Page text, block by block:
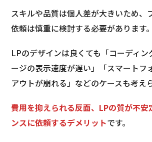
スキルや品質は個人差が大きいため、
依頼は慎重に検討する必要があります。
LPのデザインは良くても「コーディン
ージの表示速度が遅い」「スマートフ
アウトが崩れる」などのケースも考え
費用を抑えられる反面、LPの質が不安
ンスに依頼するデメリットです。